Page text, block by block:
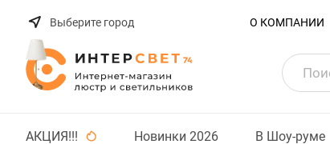
Выберите город О КОМПАНИИ
АКЦИЯ!!! Новинки 2026 В Шоу-руме